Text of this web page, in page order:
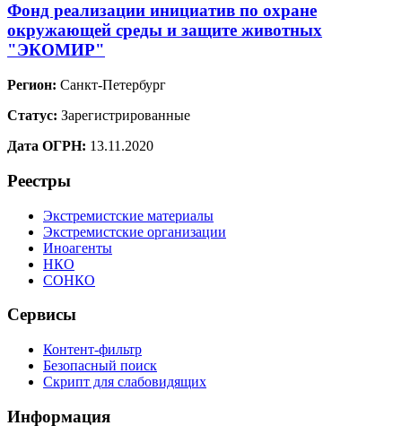
Фонд реализации инициатив по охране
окружающей среды и защите животных
"ЭКОМИР"
Регион: Санкт-Петербург
Статус: Зарегистрированные
Дата ОГРН: 13.11.2020
Реестры
Экстремистские материалы
Экстремистские организации
Иноагенты
НКО
СОНКО
Сервисы
Контент-фильтр
Безопасный поиск
Скрипт для слабовидящих
Информация